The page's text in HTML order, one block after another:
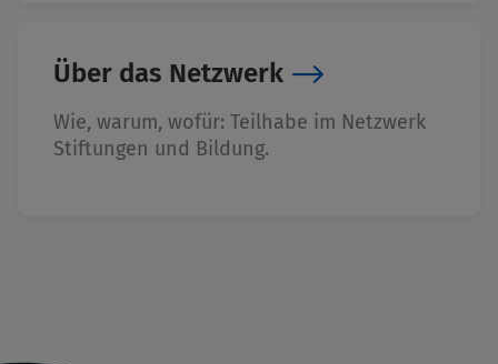
Über das Netzwerk
Wie, warum, wofür: Teilhabe im Netzwerk
Stiftungen und Bildung.